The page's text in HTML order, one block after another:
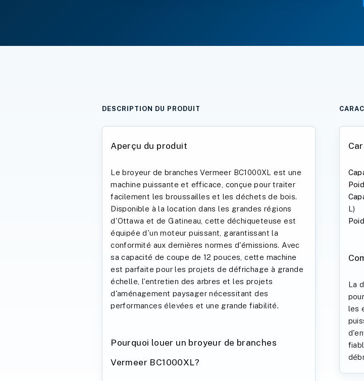
DESCRIPTION DU PRODUIT
Aperçu du produit
Le broyeur de branches Vermeer BC1000XL est une
machine puissante et efficace, conçue pour traiter
facilement les broussailles et les déchets de bois.
Disponible à la location dans les grandes régions
d'Ottawa et de Gatineau, cette déchiqueteuse est
équipée d'un moteur puissant, garantissant la
conformité aux dernières normes d'émissions. Avec
sa capacité de coupe de 12 pouces, cette machine
est parfaite pour les projets de défrichage à grande
échelle, l'entretien des arbres et les projets
d'aménagement paysager nécessitant des
performances élevées et une grande fiabilité.
Pourquoi louer un broyeur de branches
Vermeer BC1000XL?
L)
La
les